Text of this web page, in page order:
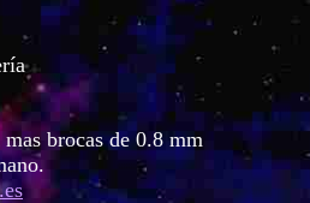
brocas de 0.8 mm